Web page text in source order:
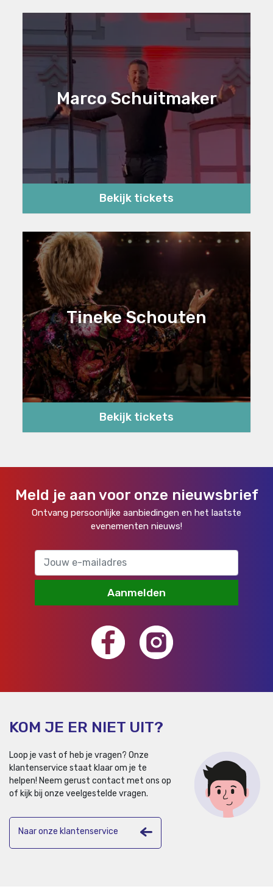
Marco Schuitmaker
Bekijk tickets
Tineke Schouten
Bekijk tickets
Meld je aan voor onze nieuwsbrief
Ontvang persoonlijke aanbiedingen en het laatste
evenementen nieuws!
Aanmelden
KOM JE ER NIET UIT?
Loop je vast of heb je vragen? Onze
klantenservice staat klaar om je te
helpen! Neem gerust contact met ons op
of kijk bij onze veelgestelde vragen.
Naar onze klantenservice